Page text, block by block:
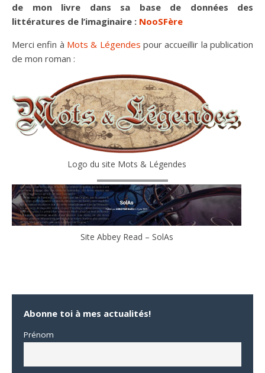
de mon livre dans sa base de données des
littératures de l’imaginaire : NooSFère
Merci enfin à Mots & Légendes pour accueillir la publication
de mon roman :
Logo du site Mots & Légendes
Site Abbey Read – SolAs
Abonne toi à mes actualités!
Prénom